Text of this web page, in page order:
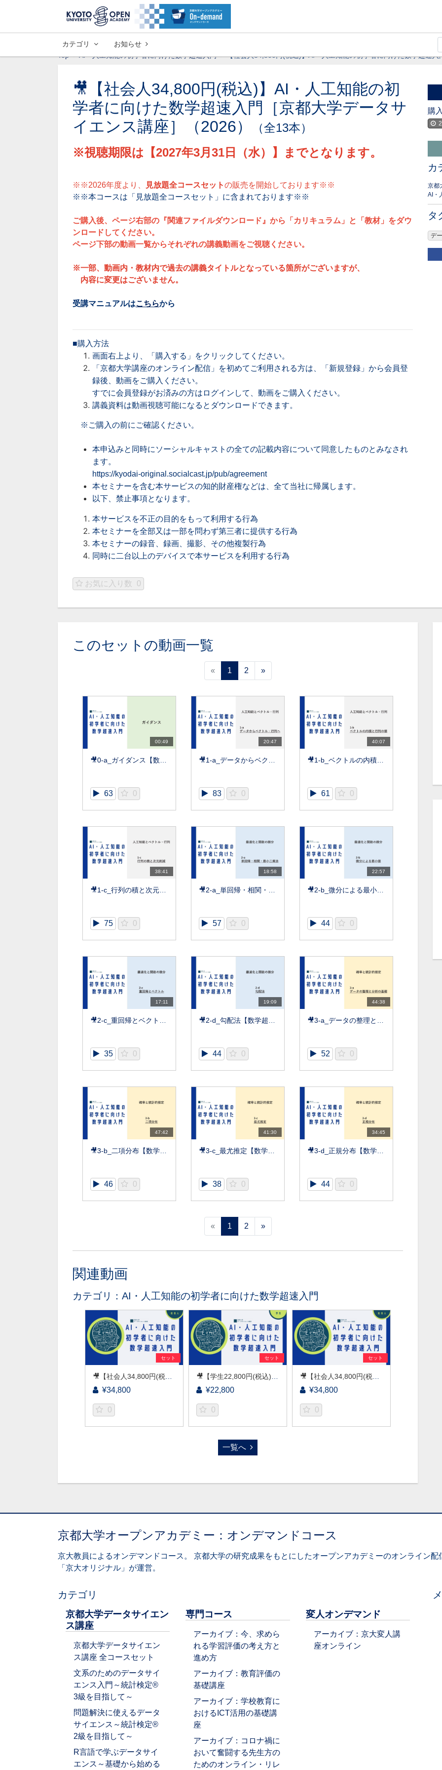
カテゴリ
お知らせ
Top
AI・人工知能の初学者に向けた数学超速入門 【社会人34,800円(税込)】AI・人工知能の初学者に向けた数学超速
🎥【社会人34,800円(税込)】AI・人工知能の初
学者に向けた数学超速入門［京都大学データサ
イエンス講座］（2026）
（全13本）
※視聴期限は【2027年3月31日（水）】までとなります。
※※2026年度より、 見放題全コースセットの販売を開始しております※※
※※本コースは「見放題全コースセット」に含まれております※※
ご購入後、ページ右部の『関連ファイルダウンロード』から「カリキュラム」と「教材」をダウ
ンロードしてください。
ページ下部の動画一覧からそれぞれの講義動画をご視聴ください。
※一部、動画内・教材内で過去の講義タイトルとなっている箇所がございますが、
内容に変更はございません。
受講マニュアルはこちらから
■購入方法
画面右上より、「購入する」をクリックしてください。
「京都大学講座のオンライン配信」を初めてご利用される方は、「新規登録」から会員登
録後、動画をご購入ください。
すでに会員登録がお済みの方はログインして、動画をご購入ください。
講義資料は動画視聴可能になるとダウンロードできます。
※ご購入の前にご確認ください。
本申込みと同時にソーシャルキャストの全ての記載内容について同意したものとみなされ
ます。
https://kyodai-original.socialcast.jp/pub/agreement
本セミナーを含む本サービスの知的財産権などは、全て当社に帰属します。
以下、禁止事項となります。
本サービスを不正の目的をもって利用する行為
本セミナーを全部又は一部を問わず第三者に提供する行為
本セミナーの録音、録画、撮影、その他複製行為
同時に二台以上のデバイスで本サービスを利用する行為
お気に入り数 0
購
カ
京都
AI・
タ
デ
このセットの動画一覧
« 1 2 »
00:49
63 0
20:47
83 0
40:07
🎥1-b_ベクトルの内積と行列の積【数学超速入門】
61 0
38:41
🎥1-c_行列の積と次元削減【数学超速入門】
75 0
18:58
🎥2-a_単回帰・相関・最小二乗法【数学超速入門】
57 0
22:57
🎥2-b_微分による最小値【数学超速入門】
44 0
17:11
🎥2-c_重回帰とベクトル【数学超速入門】
35 0
19:09
🎥2-d_勾配法【数学超速入門】
44 0
44:38
🎥3-a_データの整理と分析の基礎【数学超速入門】
52 0
47:42
46 0
41:30
🎥3-c_最尤推定【数学超速入門】
38 0
34:45
🎥3-d_正規分布【数学超速入門】
44 0
« 1 2 »
関連動画
カテゴリ：AI・人工知能の初学者に向けた数学超速入門
セット
🎥【社会人34,800円(税込)】AI・人工知能の初学者に向けた数学超速入門［京都大学データサイエンス講座］（2026）
¥34,800
0
セット
🎥【学生22,800円(税込)】AI・人工知能の初学者に向けた数学超速入門［京都大学データサイエンス講座］（2026）
¥22,800
0
セット
🎥【社会人34,800円(税込)】AI・人工知能の初学者に向けた数学超速入門［京都大学データサイエンス講座］
¥34,800
0
一覧へ
京都大学オープンアカデミー：オンデマンドコース
京大教員によるオンデマンドコース。 京都大学の研究成果をもとにしたオープンアカデミーのオンライン
「京大オリジナル」が運営。
カテゴリ
京都大学データサイエン
ス講座
京都大学データサイエン
ス講座 全コースセット
文系のためのデータサイ
エンス入門～統計検定®
3級を目指して～
問題解決に使えるデータ
サイエンス～統計検定®
2級を目指して～
R言語で学ぶデータサイ
エンス～基礎から始める
専門コース
アーカイブ：今、求めら
れる学習評価の考え方と
進め方
アーカイブ：教育評価の
基礎講座
アーカイブ：学校教育に
おけるICT活用の基礎講
座
アーカイブ：コロナ禍に
おいて奮闘する先生方の
ためのオンライン・リレ
変人オンデマンド
アーカイブ：京大変人講
座オンライン